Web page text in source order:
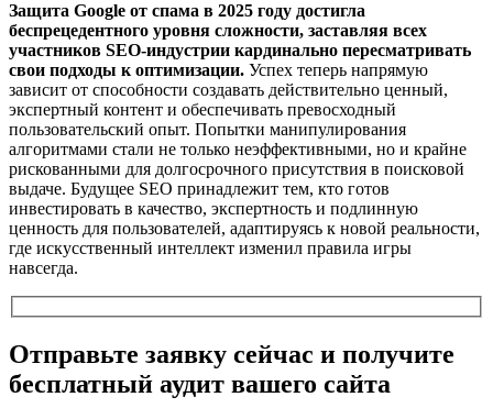
Защита Google от спама в 2025 году достигла
беспрецедентного уровня сложности, заставляя всех
участников SEO-индустрии кардинально пересматривать
свои подходы к оптимизации. Успех теперь напрямую
зависит от способности создавать действительно ценный,
экспертный контент и обеспечивать превосходный
пользовательский опыт. Попытки манипулирования
алгоритмами стали не только неэффективными, но и крайне
рискованными для долгосрочного присутствия в поисковой
выдаче. Будущее SEO принадлежит тем, кто готов
инвестировать в качество, экспертность и подлинную
ценность для пользователей, адаптируясь к новой реальности,
где искусственный интеллект изменил правила игры
навсегда.
Отправьте заявку сейчас и получите
бесплатный аудит вашего сайта